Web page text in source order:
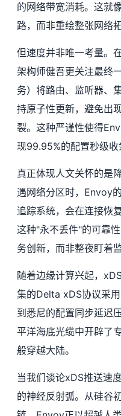
的网络带宽消耗。这就
路，而非重绘整张网络拓
但速度并非唯一考量。
架构师健吾更关注最终
务）将路由、监听器、
持原子性更新，避免出
裂。这种严谨性使得
现99.95%的配置秒级收
真正体现人文关怀的是
遇网络分区时，Envoy
追踪系统，会在连接恢
这种"永不丢件"的可靠
务创新，而非整夜盯着
随着边缘计算兴起，
集的Delta xDS协议采
到悉尼的配置同步延迟
平洋海底光缆中开辟了
般穿越大陆。
当我们谈论xDS推送速
的神经反射弧。从硅谷